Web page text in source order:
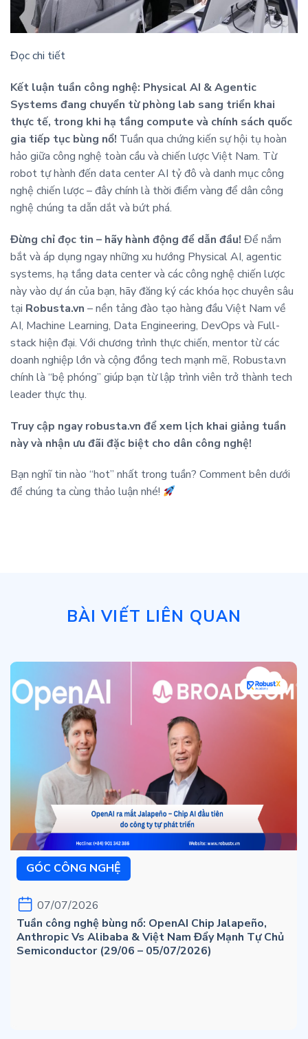
Đọc chi tiết
Kết luận tuần công nghệ: Physical AI & Agentic
Systems đang chuyển từ phòng lab sang triển khai
thực tế, trong khi hạ tầng compute và chính sách quốc
gia tiếp tục bùng nổ! Tuần qua chứng kiến sự hội tụ hoàn
hảo giữa công nghệ toàn cầu và chiến lược Việt Nam. Từ
robot tự hành đến data center AI tỷ đô và danh mục công
nghệ chiến lược – đây chính là thời điểm vàng để dân công
nghệ chúng ta dẫn dắt và bứt phá.
Đừng chỉ đọc tin – hãy hành động để dẫn đầu! Để nắm
bắt và áp dụng ngay những xu hướng Physical AI, agentic
systems, hạ tầng data center và các công nghệ chiến lược
này vào dự án của bạn, hãy đăng ký các khóa học chuyên sâu
tại Robusta.vn – nền tảng đào tạo hàng đầu Việt Nam về
AI, Machine Learning, Data Engineering, DevOps và Full-
stack hiện đại. Với chương trình thực chiến, mentor từ các
doanh nghiệp lớn và cộng đồng tech mạnh mẽ, Robusta.vn
chính là “bệ phóng” giúp bạn từ lập trình viên trở thành tech
leader thực thụ.
Truy cập ngay robusta.vn để xem lịch khai giảng tuần
này và nhận ưu đãi đặc biệt cho dân công nghệ!
Bạn nghĩ tin nào “hot” nhất trong tuần? Comment bên dưới
để chúng ta cùng thảo luận nhé!
BÀI VIẾT LIÊN QUAN
GÓC CÔNG NGHỆ
07/07/2026
Tuần công nghệ bùng nổ: OpenAI Chip Jalapeño,
Anthropic Vs Alibaba & Việt Nam Đẩy Mạnh Tự Chủ
Semiconductor (29/06 – 05/07/2026)